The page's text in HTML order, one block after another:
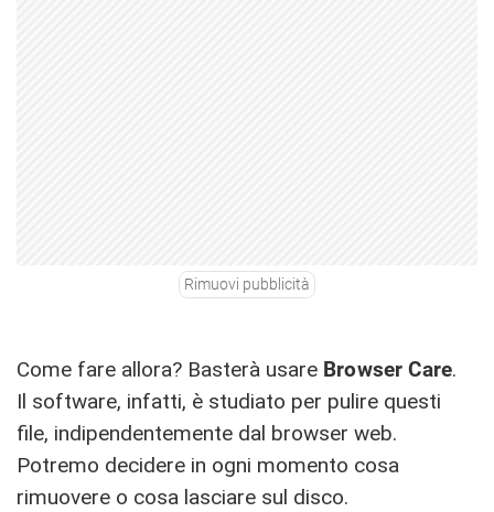
Rimuovi pubblicità
Come fare allora? Basterà usare Browser Care.
Il software, infatti, è studiato per pulire questi
file, indipendentemente dal browser web.
Potremo decidere in ogni momento cosa
rimuovere o cosa lasciare sul disco.